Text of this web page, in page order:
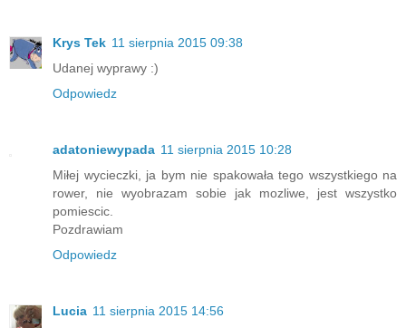
Krys Tek 11 sierpnia 2015 09:38
Udanej wyprawy :)
Odpowiedz
adatoniewypada 11 sierpnia 2015 10:28
Miłej wycieczki, ja bym nie spakowała tego wszystkiego na
rower, nie wyobrazam sobie jak mozliwe, jest wszystko
pomiescic.
Pozdrawiam
Odpowiedz
Lucia 11 sierpnia 2015 14:56